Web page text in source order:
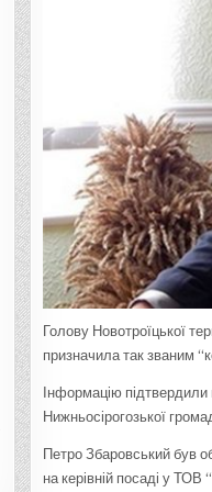
Голову Новотроїцької
призначила так званим
Інформацію підтвердили
Нижньосірогозької
Петро Збаровський був
на керівній посаді у ТОВ